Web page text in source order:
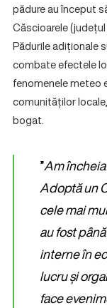
pădure au început
Căscioarele
Pădurile adiționale
combate efectele
fenomenele meteo
comunităților
bogat.
”Am
Adoptă un
cele mai
au fost
interne în
lucru și
face